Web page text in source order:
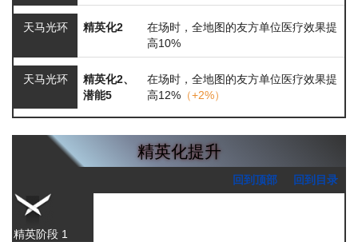
天马光环 精英化2
在场时，全地图的友方单位医疗效果提
高10%
天马光环
精英化2、
潜能5
在场时，全地图的友方单位医疗效果提
高12% （+2%）
精英化提升
回到顶部 回到目录
精英阶段 1